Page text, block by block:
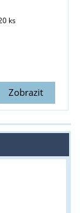
ks
Zobrazit